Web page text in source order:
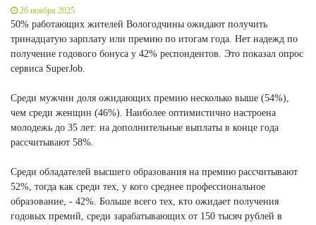
26 ноября 2025
50% работающих жителей Вологодчины ожидают получить
тринадцатую зарплату или премию по итогам года. Нет надежд по
получение годового бонуса у 42% респондентов. Это показал опрос
сервиса SuperJob.
Среди мужчин доля ожидающих премию несколько выше (54%),
чем среди женщин (46%). Наиболее оптимистично настроена
молодежь до 35 лет: на дополнительные выплаты в конце года
рассчитывают 58%.
Среди обладателей высшего образования на премию рассчитывают
52%, тогда как среди тех, у кого среднее профессиональное
образование, - 42%. Больше всего тех, кто ожидает получения
годовых премий, среди зарабатывающих от 150 тысяч рублей в